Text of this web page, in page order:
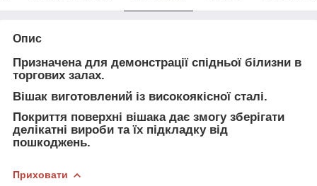
Опис
Призначена для демонстрації спідньої білизни в
торгових залах.
Вішак виготовлений із високоякісної сталі.
Покриття поверхні вішака дає змогу зберігати
делікатні вироби та їх підкладку від
пошкоджень.
Приховати